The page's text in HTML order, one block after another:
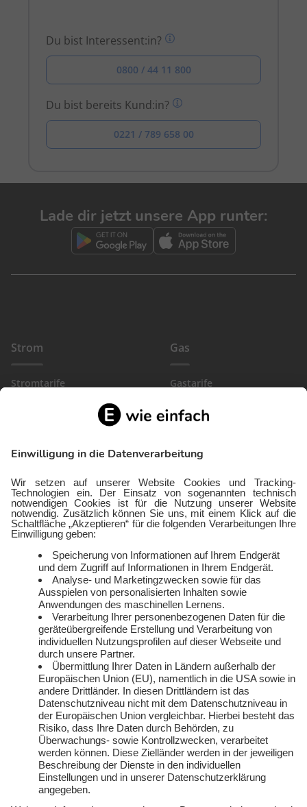
Du bist Interessent:in?
0800 / 44 11 800
Du bist bereits Kund:in?
0221 / 789 658 00
Lade dir jetzt unsere App runter:
Strom
Stromtarife
Wärmestrom
Gewerbestrom
FlexTarif Strom
Gas
Gastarife
Gewerbegas
Service
Freund:innen werben
Kündigen
Widerruf
Vertriebspartner:in
werden
Zählerlotto
Balkonkraftwerke mit
Über uns
Auszeichnungen
Presse und Downloads
Jobs
Kontakt
E-Sports
E WIE EINFACH
Geschäftskunden